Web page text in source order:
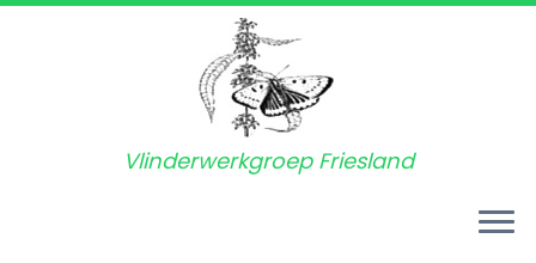
Vlinderwerkgroep Friesland